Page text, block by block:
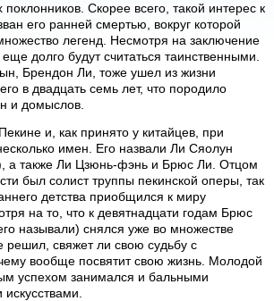
Скорее всего, такой интерес к
его ранней смертью, вокруг которой
легенд. Несмотря на заключение
долго будут считаться таинственными.
Брендон Ли, тоже ушел из жизни
в двадцать семь лет, что породило
и домыслов.
и, как принято у китайцев, при
имен. Его назвали Ли Сяолун
а также Ли Цзюнь-фэнь и Брюс Ли. Отцом
был солист труппы пекинской оперы, так
детства приобщился к миру
на то, что к девятнадцати годам Брюс
называли) снялся уже во множестве
свяжет ли свою судьбу с
вообще посвятит свою жизнь. Молодой
успехом занимался и бальными